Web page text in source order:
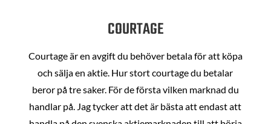
COURTAGE
Courtage är en avgift du behöver betala för att köpa
och sälja en aktie. Hur stort courtage du betalar
beror på tre saker. För de första vilken marknad du
handlar på. Jag tycker att det är bästa att endast att